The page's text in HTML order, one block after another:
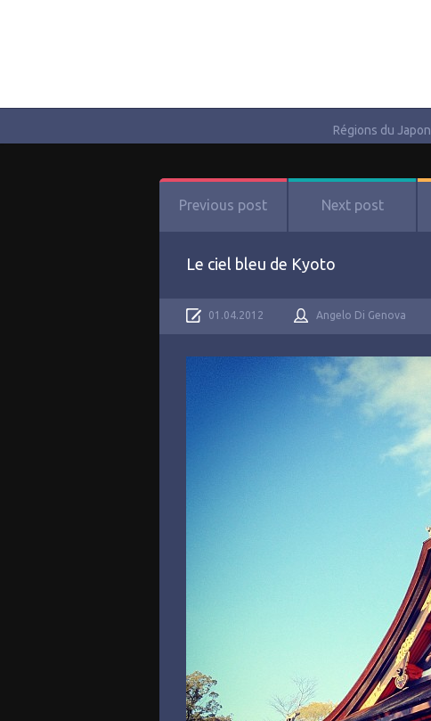
Régions du Japon
Previous post Next post
Le ciel bleu de Kyoto
01.04.2012 Angelo Di Genova